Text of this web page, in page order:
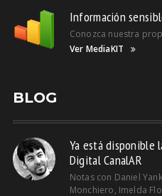
Información
Conozca nuestra
Ver MediaKIT
BLOG
Ya está disponible
Digital CanalAR
Notas con Daniel
Monchiero, Imelda